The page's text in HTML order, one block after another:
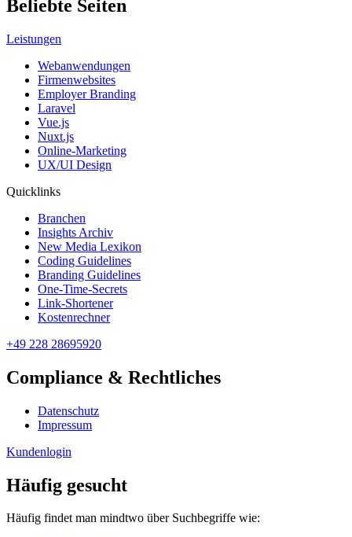
Beliebte Seiten
Leistungen
Webanwendungen
Firmenwebsites
Employer Branding
Laravel
Vue.js
Nuxt.js
Online-Marketing
UX/UI Design
Quicklinks
Branchen
Insights Archiv
New Media Lexikon
Coding Guidelines
Branding Guidelines
One-Time-Secrets
Link-Shortener
Kostenrechner
+49 228 28695920
Compliance & Rechtliches
Datenschutz
Impressum
Kundenlogin
Häufig gesucht
Häufig findet man mindtwo über Suchbegriffe wie: